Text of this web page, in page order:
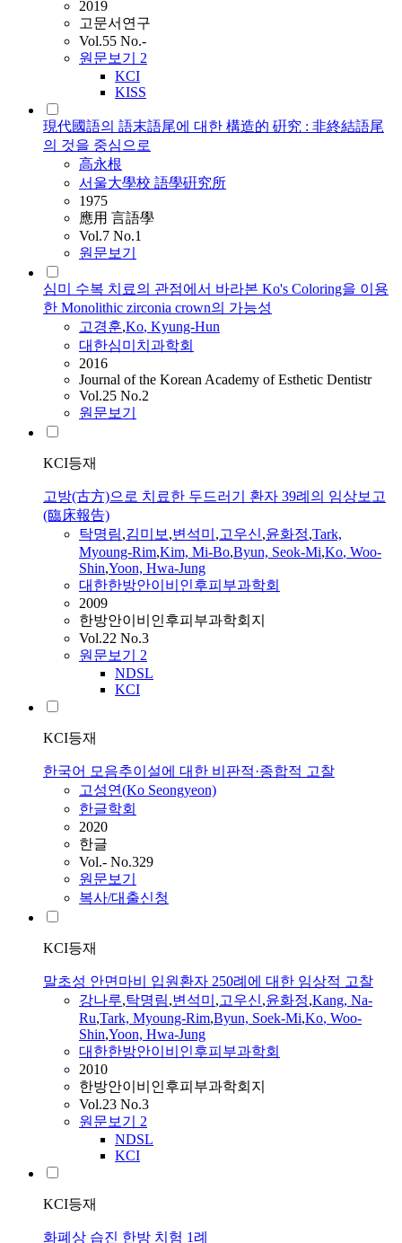
2019
고문서연구
Vol.55 No.-
원문보기 2
KCI
KISS
現代國語의 語末語尾에 대한 構造的 硏究 : 非終結語尾
의 것을 중심으로
高永根
서울大學校 語學硏究所
1975
應用 言語學
Vol.7 No.1
원문보기
심미 수복 치료의 관점에서 바라본 Ko's Coloring을 이용
한 Monolithic zirconia crown의 가능성
고경훈,Ko, Kyung-Hun
대한심미치과학회
2016
Journal of the Korean Academy of Esthetic Dentistr
Vol.25 No.2
원문보기
KCI등재
고방(古方)으로 치료한 두드러기 환자 39례의 임상보고
(臨床報告)
탁명림,김미보,변석미 ,고우신,윤화정,Tark,
Myoung-Rim,Kim, Mi-Bo,Byun, Seok-Mi,Ko, Woo-
Shin,Yoon, Hwa-Jung
대한한방안이비인후피부과학회
2009
한방안이비인후피부과학회지
Vol.22 No.3
원문보기 2
NDSL
KCI
KCI등재
한국어 모음추이설에 대한 비판적·종합적 고찰
고성연(Ko Seongyeon)
한글학회
2020
한글
Vol.- No.329
원문보기
복사/대출신청
KCI등재
말초성 안면마비 입원환자 250례에 대한 임상적 고찰
강나루,탁명림,변석미 ,고우신,윤화정,Kang, Na-
Ru,Tark, Myoung-Rim,Byun, Soek-Mi,Ko, Woo-
Shin,Yoon, Hwa-Jung
대한한방안이비인후피부과학회
2010
한방안이비인후피부과학회지
Vol.23 No.3
원문보기 2
NDSL
KCI
KCI등재
화폐상 습진 한방 치험 1례